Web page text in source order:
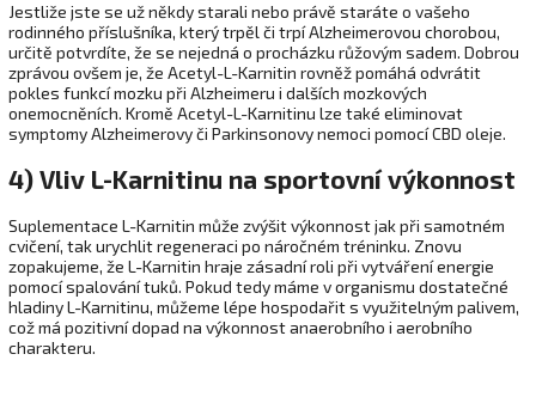
Jestliže jste se už někdy starali nebo právě staráte o vašeho
rodinného příslušníka, který trpěl či trpí Alzheimerovou chorobou,
určitě potvrdíte, že se nejedná o procházku růžovým sadem. Dobrou
zprávou ovšem je, že Acetyl-L-Karnitin rovněž pomáhá odvrátit
pokles funkcí mozku při Alzheimeru i dalších mozkových
onemocněních. Kromě Acetyl-L-Karnitinu lze také eliminovat
symptomy Alzheimerovy či Parkinsonovy nemoci pomocí CBD oleje.
4) Vliv L-Karnitinu na sportovní výkonnost
Suplementace L-Karnitin může zvýšit výkonnost jak při samotném
cvičení, tak urychlit regeneraci po náročném tréninku. Znovu
zopakujeme, že L-Karnitin hraje zásadní roli při vytváření energie
pomocí spalování tuků. Pokud tedy máme v organismu dostatečné
hladiny L-Karnitinu, můžeme lépe hospodařit s využitelným palivem,
což má pozitivní dopad na výkonnost anaerobního i aerobního
charakteru.